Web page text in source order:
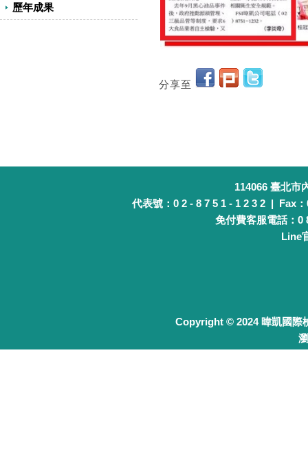
歷年成果
分享至
114066 臺北市
代表號：0 2 - 8 7 5 1 - 1 2 3 2 | Fax
免付費客服電話：0
Line
Copyright © 2024 暐凱國際